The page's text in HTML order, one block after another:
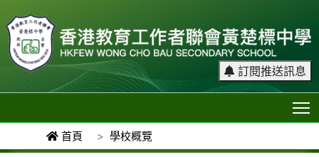
訂閱推送訊息
首頁 學校概覽